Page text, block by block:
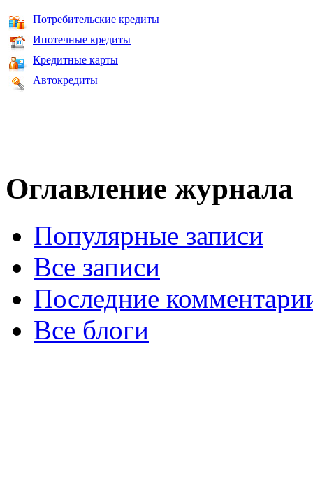
Потребительские кредиты
Ипотечные кредиты
Кредитные карты
Автокредиты
Оглавление журнала
Популярные записи
Все записи
Последние
Все блоги